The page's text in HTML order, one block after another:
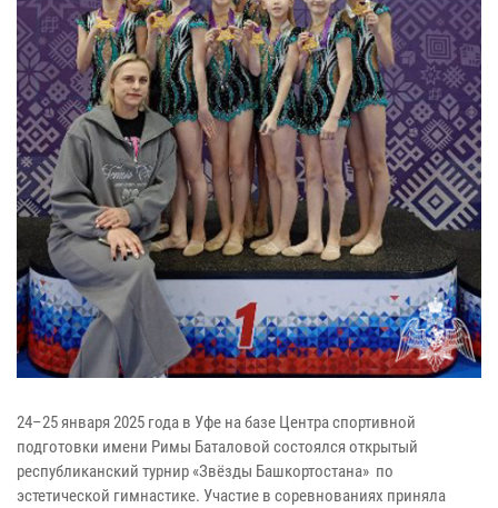
24–25 января 2025 года в Уфе на базе Центра спортивной
подготовки имени Римы Баталовой состоялся открытый
республиканский турнир «Звёзды Башкортостана» по
эстетической гимнастике. Участие в соревнованиях приняла